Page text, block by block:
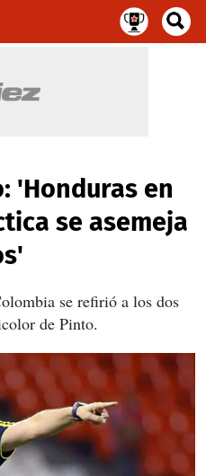
'Honduras en
se asemeja
se refirió a los dos
de Pinto.